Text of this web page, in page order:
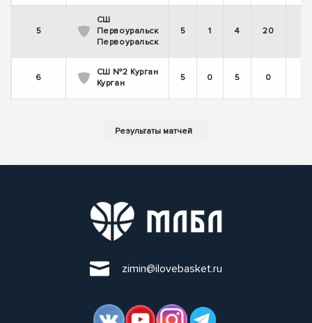
5
СШ
Первоуральск
Первоуральск
5 1 4 20
6
СШ №2 Курган
Курган
5 0 5 0
zimin@ilovebasket.ru